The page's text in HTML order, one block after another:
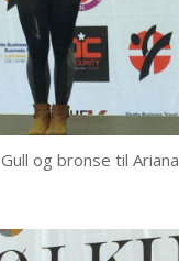
Gull og bronse til Ariana